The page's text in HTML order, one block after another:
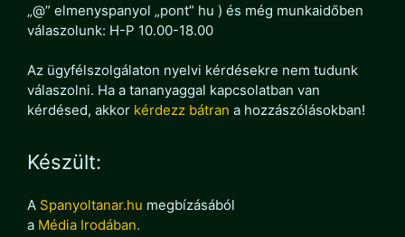
„@” elmenyspanyol „pont” hu ) és még munkaidőben
válaszolunk: H-P 10.00-18.00
Az ügyfélszolgálaton nyelvi kérdésekre nem tudunk
válaszolni. Ha a tananyaggal kapcsolatban van
kérdésed, akkor kérdezz bátran a hozzászólásokban!
Készült:
A Spanyoltanar.hu megbízásából
a Média Irodában.